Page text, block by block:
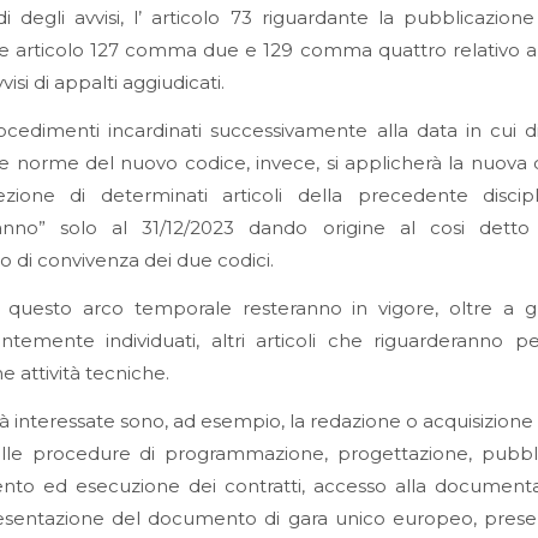
degli avvisi, l’ articolo 73 riguardante la
articolo 127 comma due e 129 comma quattro relativo
di appalti aggiudicati.
incardinati successivamente alla data in cui
norme del nuovo codice, invece, si applicherà la nuova
di determinati articoli della precedente
solo al 31/12/2023 dando origine al cosi
di convivenza dei due codici.
questo arco temporale resteranno in vigore, oltre a
individuati, altri articoli che riguarderanno
attività tecniche.
interessate sono, ad esempio, la redazione o
procedure di programmazione, progettazione,
ed esecuzione dei contratti, accesso alla
del documento di gara unico europeo,